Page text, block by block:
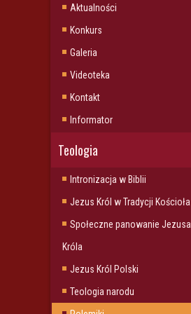
Aktualności
Konkurs
Galeria
Videoteka
Kontakt
Informator
Teologia
Intronizacja w Biblii
Jezus Król w Tradycji Kościoła
Społeczne panowanie Jezusa
Króla
Jezus Król Polski
Teologia narodu